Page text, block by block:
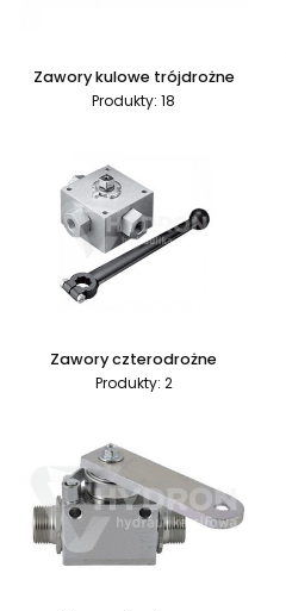
Zawory kulowe trójdrożne
Produkty: 18
Zawory czterodrożne
Produkty: 2